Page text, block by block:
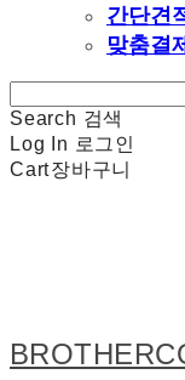
간단견
맞춤결제
Search 검색
Log In 로그인
Cart장바구니